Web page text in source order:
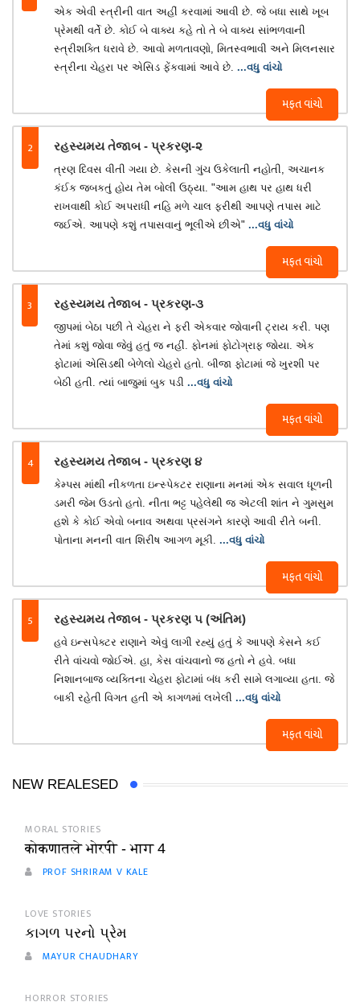
મફત વાંચો
એક એવી સ્ત્રીની વાત અહીં કરવામાં આવી છે. જે બધા સાથે ખૂબ
પ્રેમથી વર્તે છે. કોઈ બે વાક્ય કહે તો તે બે વાક્ય સાંભળવાની
સ્ત્રીશક્તિ ધરાવે છે. આવો મળતાવણો, મિતસ્વભાવી અને મિલનસાર
સ્ત્રીના ચેહરા પર એસિડ ફેંકવામાં આવે છે. ...વધુ વાંચો
2 રહસ્યમય તેજાબ - પ્રકરણ-૨
મફત વાંચો
ત્રણ દિવસ વીતી ગયા છે. કેસની ગુંચ ઉકેલાતી નહોતી, અચાનક
કંઈક જબકતું હોય તેમ બોલી ઉઠ્યા. "આમ હાથ પર હાથ ધરી
રાખવાથી કોઈ અપરાધી નહિ મળે ચાલ ફરીથી આપણે તપાસ માટે
જઈએ. આપણે કશું તપાસવાનું ભૂલીએ છીએ" ...વધુ વાંચો
3 રહસ્યમય તેજાબ - પ્રકરણ-૩
મફત વાંચો
જીપમાં બેઠા પછી તે ચેહરા ને ફરી એકવાર જોવાની ટ્રાય કરી. પણ
તેમાં કશું જોવા જેવું હતું જ નહીં. ફોનમાં ફોટોગ્રાફ જોયા. એક
ફોટામાં એસિડથી બેળેલો ચેહરો હતો. બીજા ફોટામાં જે ખુરશી પર
બેઠી હતી. ત્યાં બાજુમાં બુક પડી ...વધુ વાંચો
4 રહસ્યમય તેજાબ - પ્રકરણ ૪
મફત વાંચો
કેમ્પસ માંથી નીકળતા ઇન્સ્પેકટર રાણાના મનમાં એક સવાલ ધૂળની
ડમરી જેમ ઉડતો હતો. નીતા ભટ્ટ પહેલેથી જ એટલી શાંત ને ગુમસુમ
હશે કે કોઈ એવો બનાવ અથવા પ્રસંગને કારણે આવી રીતે બની.
પોતાના મનની વાત શિરીષ આગળ મૂકી. ...વધુ વાંચો
5 રહસ્યમય તેજાબ - પ્રકરણ ૫ (અંતિમ)
મફત વાંચો
હવે ઇન્સપેક્ટર રાણાને એવું લાગી રહ્યું હતું કે આપણે કેસને કઈ
રીતે વાંચવો જોઈએ. હા, કેસ વાંચવાનો જ હતો ને હવે. બધા
નિશાનબાજ વ્યક્તિના ચેહરા ફોટામાં બંધ કરી સામે લગાવ્યા હતા. જે
બાકી રહેતી વિગત હતી એ કાગળમાં લખેલી ...વધુ વાંચો
NEW REALESED
MORAL STORIES
कोकणातले भोरपी - भाग 4
PROF SHRIRAM V KALE
LOVE STORIES
કાગળ પરનો પ્રેમ
MAYUR CHAUDHARY
HORROR STORIES